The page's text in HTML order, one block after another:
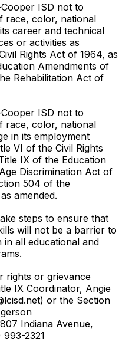
ISD not to
race, color, national
career and technical
or activities as
Rights Act of 1964, as
Amendments of
Rehabilitation Act of
ISD not to
race, color, national
in its employment
VI of the Civil Rights
IX of the Education
Discrimination Act of
504 of the
amended.
steps to ensure that
will not be a barrier to
in all educational and
rights or grievance
IX Coordinator, Angie
or the Section
Indiana Avenue,
2321